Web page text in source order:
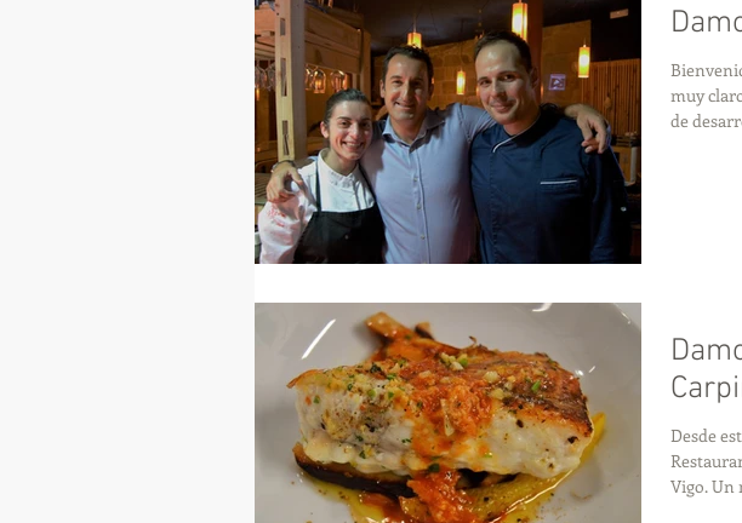
muy claro desde que siendo
de
Desde
Vigo. Un